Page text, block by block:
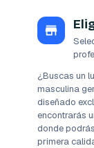
¿Buscas un
masculina
diseñado
encontrarás
donde
primera